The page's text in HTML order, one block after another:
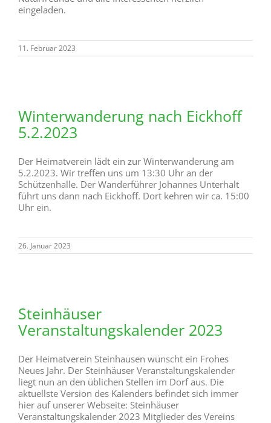
eingeladen.
11. Februar 2023
Winterwanderung nach Eickhoff
5.2.2023
Der Heimatverein lädt ein zur Winterwanderung am
5.2.2023. Wir treffen uns um 13:30 Uhr an der
Schützenhalle. Der Wanderführer Johannes Unterhalt
führt uns dann nach Eickhoff. Dort kehren wir ca. 15:00
Uhr ein.
26. Januar 2023
Steinhäuser
Veranstaltungskalender 2023
Der Heimatverein Steinhausen wünscht ein Frohes
Neues Jahr. Der Steinhäuser Veranstaltungskalender
liegt nun an den üblichen Stellen im Dorf aus. Die
aktuellste Version des Kalenders befindet sich immer
hier auf unserer Webseite: Steinhäuser
Veranstaltungskalender 2023 Mitglieder des Vereins